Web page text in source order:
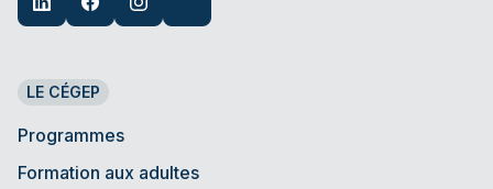
LE CÉGEP
Programmes
Formation aux adultes